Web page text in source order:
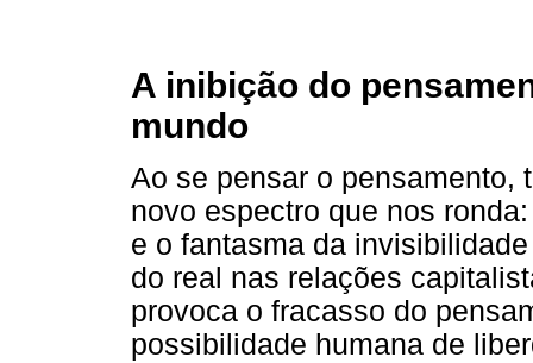
A inibição do
mundo
Ao se pensar o pensamento,
novo espectro que nos
e o fantasma da
do real nas relações
provoca o fracasso do
possibilidade humana de